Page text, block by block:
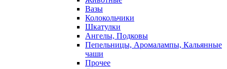
Вазы
Колокольчики
Шкатулки
Ангелы, Подковы
Пепельницы, Аромалампы, Кальянные
чаши
Прочее